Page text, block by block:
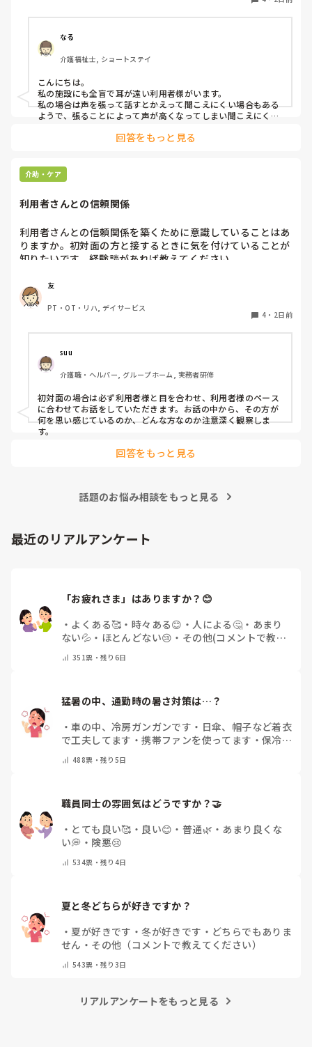
かり、痛めてしまうことがあります。
みなさんの職場で、このような方と関わる際に工夫している
ことや、喉に負担をかけずに意思疎通ができる良い方法など
よろしくお願いします。
なる
介護福祉士, ショートステイ
こんにちは。
私の施設にも全盲で耳が遠い利用者様がいます。
私の場合は声を張って話すとかえって聞こえにくい場合もある
ようで、張ることによって声が高くなってしまい聞こえにくい
回答をもっと見る
介助・ケア
利用者さんとの信頼関係
利用者さんとの信頼関係を築くために意識していることはあ
りますか。初対面の方と接するときに気を付けていることが
知りたいです。経験談があれば教えてください。
友
PT・OT・リハ, デイサービス
4 ・ 2日前
suu
介護職・ヘルパー, グループホーム, 実務者研修
初対面の場合は必ず利用者様と目を合わせ、利用者様のペース
に合わせてお話をしていただきます。お話の中から、その方が
何を思い感じているのか、どんな方なのか注意深く観察しま
す。
回答をもっと見る
話題のお悩み相談をもっと見る
最近のリアルアンケート
「お疲れさま」はありますか？😊
・ よくある🥰 ・ 時々ある😊 ・ 人による🤔 ・ あまり
ない💦 ・ ほとんどない😢 ・ その他(コメントで教え
351票・残り6日
猛暑の中、通勤時の暑さ対策は…？
・車の中、冷房ガンガンです ・ 日傘、帽子など着衣
で工夫してます ・携帯ファンを使ってます ・ 保冷剤
ん ・その他（コメントで教えて下さい）
488票・残り5日
職員同士の雰囲気はどうですか？🤝
・ とても良い🥰 ・ 良い😊 ・ 普通🌿 ・ あまり良くな
い💭 ・ 険悪😢
534票・残り4日
夏と冬どちらが好きですか？
・ 夏が好きです ・冬が好きです ・ どちらでもありま
せん ・ その他（コメントで教えてください）
543票・残り3日
リアルアンケートをもっと見る